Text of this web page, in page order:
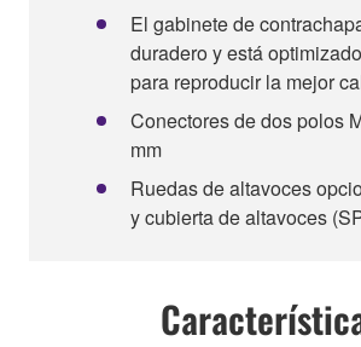
El gabinete de
duradero y está
para reproducir la mejor
Conectores de dos polos
mm
Ruedas de altavoces
y cubierta de altavoces